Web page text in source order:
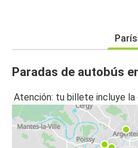
París
Paradas de autobús
Atención: tu billete incluye la